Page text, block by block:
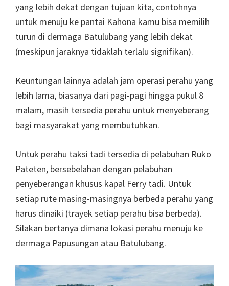
yang lebih dekat dengan tujuan kita, contohnya
untuk menuju ke pantai Kahona kamu bisa memilih
turun di dermaga Batulubang yang lebih dekat
(meskipun jaraknya tidaklah terlalu signifikan).
Keuntungan lainnya adalah jam operasi perahu yang
lebih lama, biasanya dari pagi-pagi hingga pukul 8
malam, masih tersedia perahu untuk menyeberang
bagi masyarakat yang membutuhkan.
Untuk perahu taksi tadi tersedia di pelabuhan Ruko
Pateten, bersebelahan dengan pelabuhan
penyeberangan khusus kapal Ferry tadi. Untuk
setiap rute masing-masingnya berbeda perahu yang
harus dinaiki (trayek setiap perahu bisa berbeda).
Silakan bertanya dimana lokasi perahu menuju ke
dermaga Papusungan atau Batulubang.